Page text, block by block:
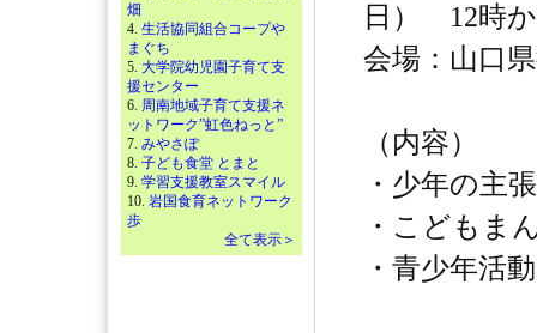
畑
4. 生活協同組合コープや
まぐち
5. 大学院幼児園子育て支
援センター
6. 周南地域子育て支援ネ
ットワーク”虹色ねっと”
7. みやさぽ
8. 子ども食堂 とまと
9. 学習支援教室スマイル
10. 岩国食育ネットワーク
歩
全て表示＞
日） 12時
会場：山口
（内容）
・少年の主
・こどもま
・青少年活